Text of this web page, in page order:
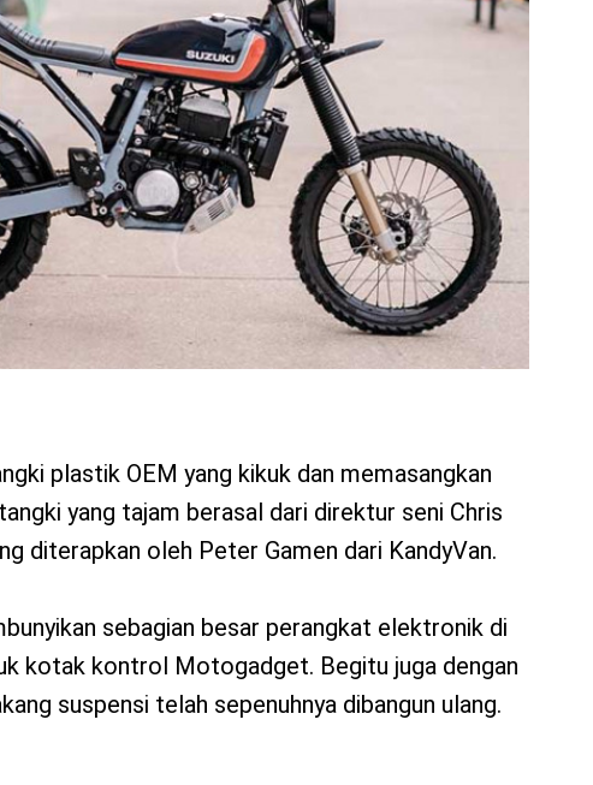
plastik OEM yang kikuk dan memasangkan
yang tajam berasal dari direktur seni Chris
diterapkan oleh Peter Gamen dari KandyVan.
sebagian besar perangkat elektronik di
kotak kontrol Motogadget. Begitu juga dengan
suspensi telah sepenuhnya dibangun ulang.